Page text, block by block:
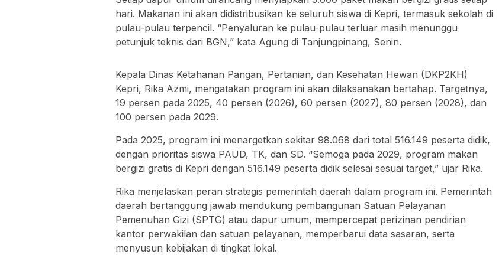
hari. Makanan ini akan didistribusikan ke seluruh siswa di Kepri, termasuk sekolah di
pulau-pulau terpencil. “Penyaluran ke pulau-pulau terluar masih menunggu
petunjuk teknis dari BGN,” kata Agung di Tanjungpinang, Senin.
Kepala Dinas Ketahanan Pangan, Pertanian, dan Kesehatan Hewan (DKP2KH)
Kepri, Rika Azmi, mengatakan program ini akan dilaksanakan bertahap. Targetnya,
19 persen pada 2025, 40 persen (2026), 60 persen (2027), 80 persen (2028), dan
100 persen pada 2029.
Pada 2025, program ini menargetkan sekitar 98.068 dari total 516.149 peserta didik,
dengan prioritas siswa PAUD, TK, dan SD. “Semoga pada 2029, program makan
bergizi gratis di Kepri dengan 516.149 peserta didik selesai sesuai target,” ujar Rika.
Rika menjelaskan peran strategis pemerintah daerah dalam program ini. Pemerintah
daerah bertanggung jawab mendukung pembangunan Satuan Pelayanan
Pemenuhan Gizi (SPTG) atau dapur umum, mempercepat perizinan pendirian
kantor perwakilan dan satuan pelayanan, memperbarui data sasaran, serta
menyusun kebijakan di tingkat lokal.